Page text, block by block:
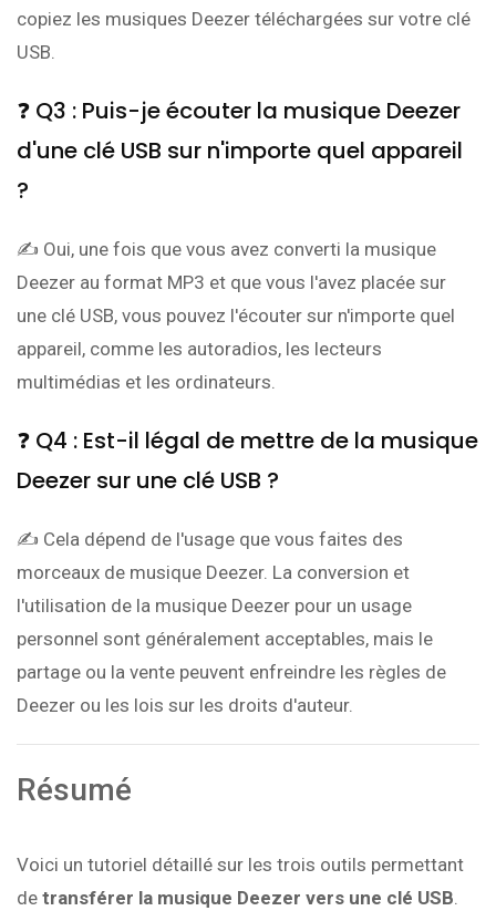
copiez les musiques Deezer téléchargées sur votre clé
USB.
❓ Q3 : Puis-je écouter la musique Deezer
d'une clé USB sur n'importe quel appareil
?
✍ Oui, une fois que vous avez converti la musique
Deezer au format MP3 et que vous l'avez placée sur
une clé USB, vous pouvez l'écouter sur n'importe quel
appareil, comme les autoradios, les lecteurs
multimédias et les ordinateurs.
❓ Q4 : Est-il légal de mettre de la musique
Deezer sur une clé USB ?
✍ Cela dépend de l'usage que vous faites des
morceaux de musique Deezer. La conversion et
l'utilisation de la musique Deezer pour un usage
personnel sont généralement acceptables, mais le
partage ou la vente peuvent enfreindre les règles de
Deezer ou les lois sur les droits d'auteur.
Résumé
Voici un tutoriel détaillé sur les trois outils permettant
de transférer la musique Deezer vers une clé USB.